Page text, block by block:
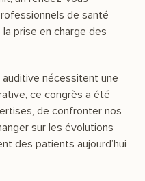
de santé
prise en charge des
nécessitent une
ce congrès a été
de confronter nos
sur les évolutions
des patients aujourd’hui